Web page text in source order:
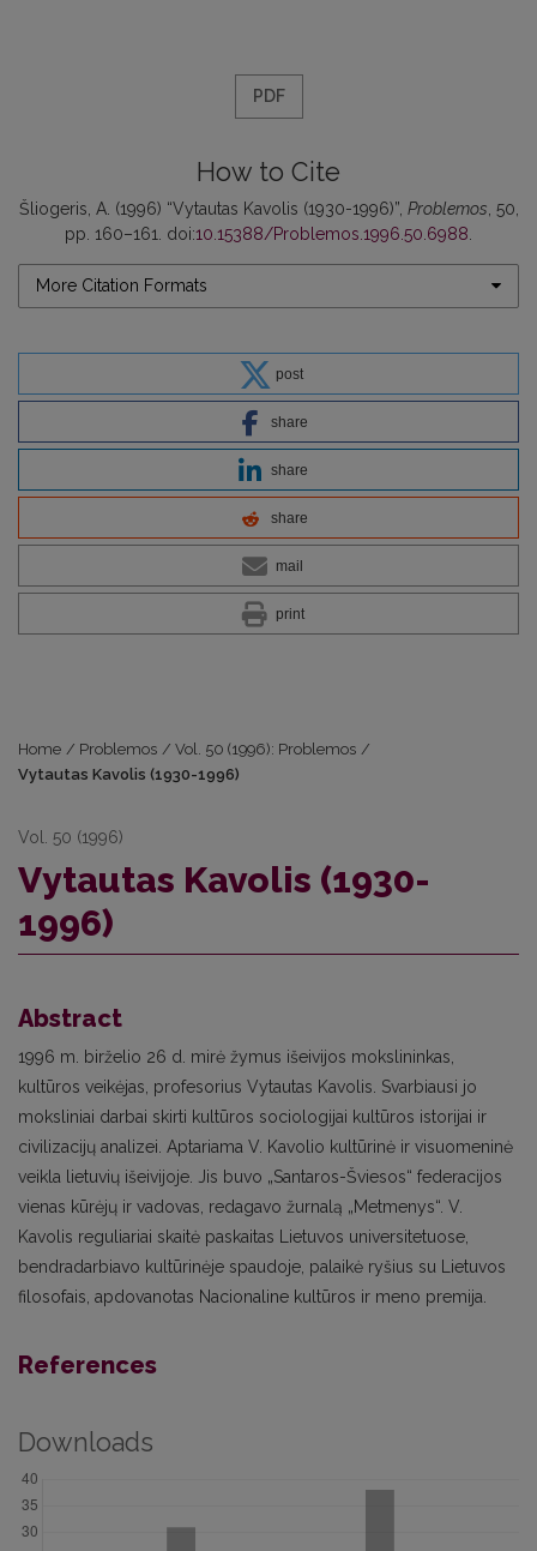
PDF
How to Cite
Šliogeris, A. (1996) “Vytautas Kavolis (1930-1996)”, Problemos , 50,
pp. 160–161. doi:10.15388/Problemos.1996.50.6988
More Citation Formats
post
share
share
share
mail
print
Home / Problemos / Vol. 50 (1996): Problemos /
Vytautas Kavolis (1930-1996)
Vol. 50 (1996)
Vytautas Kavolis (1930-
1996)
Abstract
1996 m. birželio 26 d. mirė žymus išeivijos mokslininkas,
kultūros veikėjas, profesorius Vytautas Kavolis. Svarbiausi jo
moksliniai darbai skirti kultūros sociologijai kultūros istorijai ir
civilizacijų analizei. Aptariama V. Kavolio kultūrinė ir visuomeninė
veikla lietuvių išeivijoje. Jis buvo „Santaros-Šviesos“ federacijos
vienas kūrėjų ir vadovas, redagavo žurnalą „Metmenys“. V.
Kavolis reguliariai skaitė paskaitas Lietuvos universitetuose,
bendradarbiavo kultūrinėje spaudoje, palaikė ryšius su Lietuvos
filosofais, apdovanotas Nacionaline kultūros ir meno premija.
References
Downloads